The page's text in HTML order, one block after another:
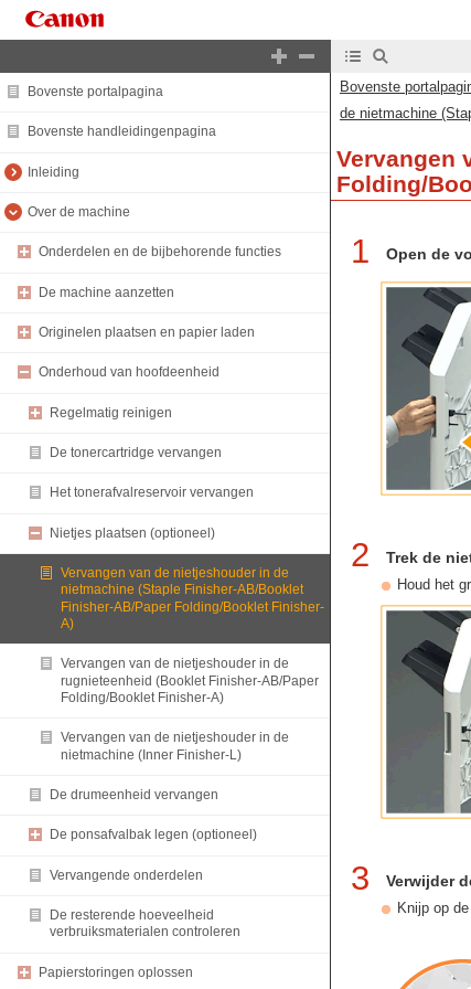
Bovenste portalpagina
Bovenste handleidingenpagina
Inleiding
Over de machine
Onderdelen en de bijbehorende functies
De machine aanzetten
Originelen plaatsen en papier laden
Onderhoud van hoofdeenheid
Regelmatig reinigen
De tonercartridge vervangen
Het tonerafvalreservoir vervangen
Nietjes plaatsen (optioneel)
Vervangen van de nietjeshouder in de
nietmachine (Staple Finisher-AB/Booklet
Finisher-AB/Paper Folding/Booklet Finisher-
A)
Vervangen van de nietjeshouder in de
rugnieteenheid (Booklet Finisher-AB/Paper
Folding/Booklet Finisher-A)
Vervangen van de nietjeshouder in de
nietmachine (Inner Finisher-L)
De drumeenheid vervangen
De ponsafvalbak legen (optioneel)
Vervangende onderdelen
De resterende hoeveelheid
verbruiksmaterialen controleren
Papierstoringen oplossen
Bovenste
de nietmachine
Vervangen
Folding/
1 Open de
2 Trek de
Houd het
3 Verwijder
Knijp op